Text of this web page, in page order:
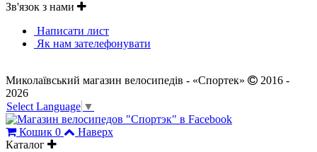
Зв'язок з нами
Написати лист
Як нам зателефонувати
Миколаївський магазин велосипедів - «Спортек»
2016 -
2026
Select Language ▼
Кошик 0
Наверх
Каталог